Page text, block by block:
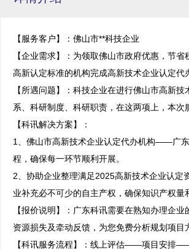
【服务客户】：佛山市**科技企业
【企业需求】：为领取佛山市政府优惠，节
高新认定标准的机构完成高新技术企业认定代
【所遇问题】：科技企业在进行佛山市高新
系、科研制度、科研职责，在这两项上，本次
【科讯解决方案】：
1、佛山市高新技术企业认定代办机构——广
程，确保每一环节顺利开展。
2、协助企业整理满足2025高新技术企业认
业补充必不可少的自主产权，确保知识产权
【报价说明】：广东科讯需要在熟知办理企
资源损失及牵动反馈，为您免费分析规划项目
【科讯服务流程】：线上评估——项目安